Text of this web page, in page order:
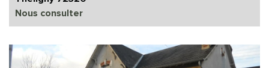
Nous consulter